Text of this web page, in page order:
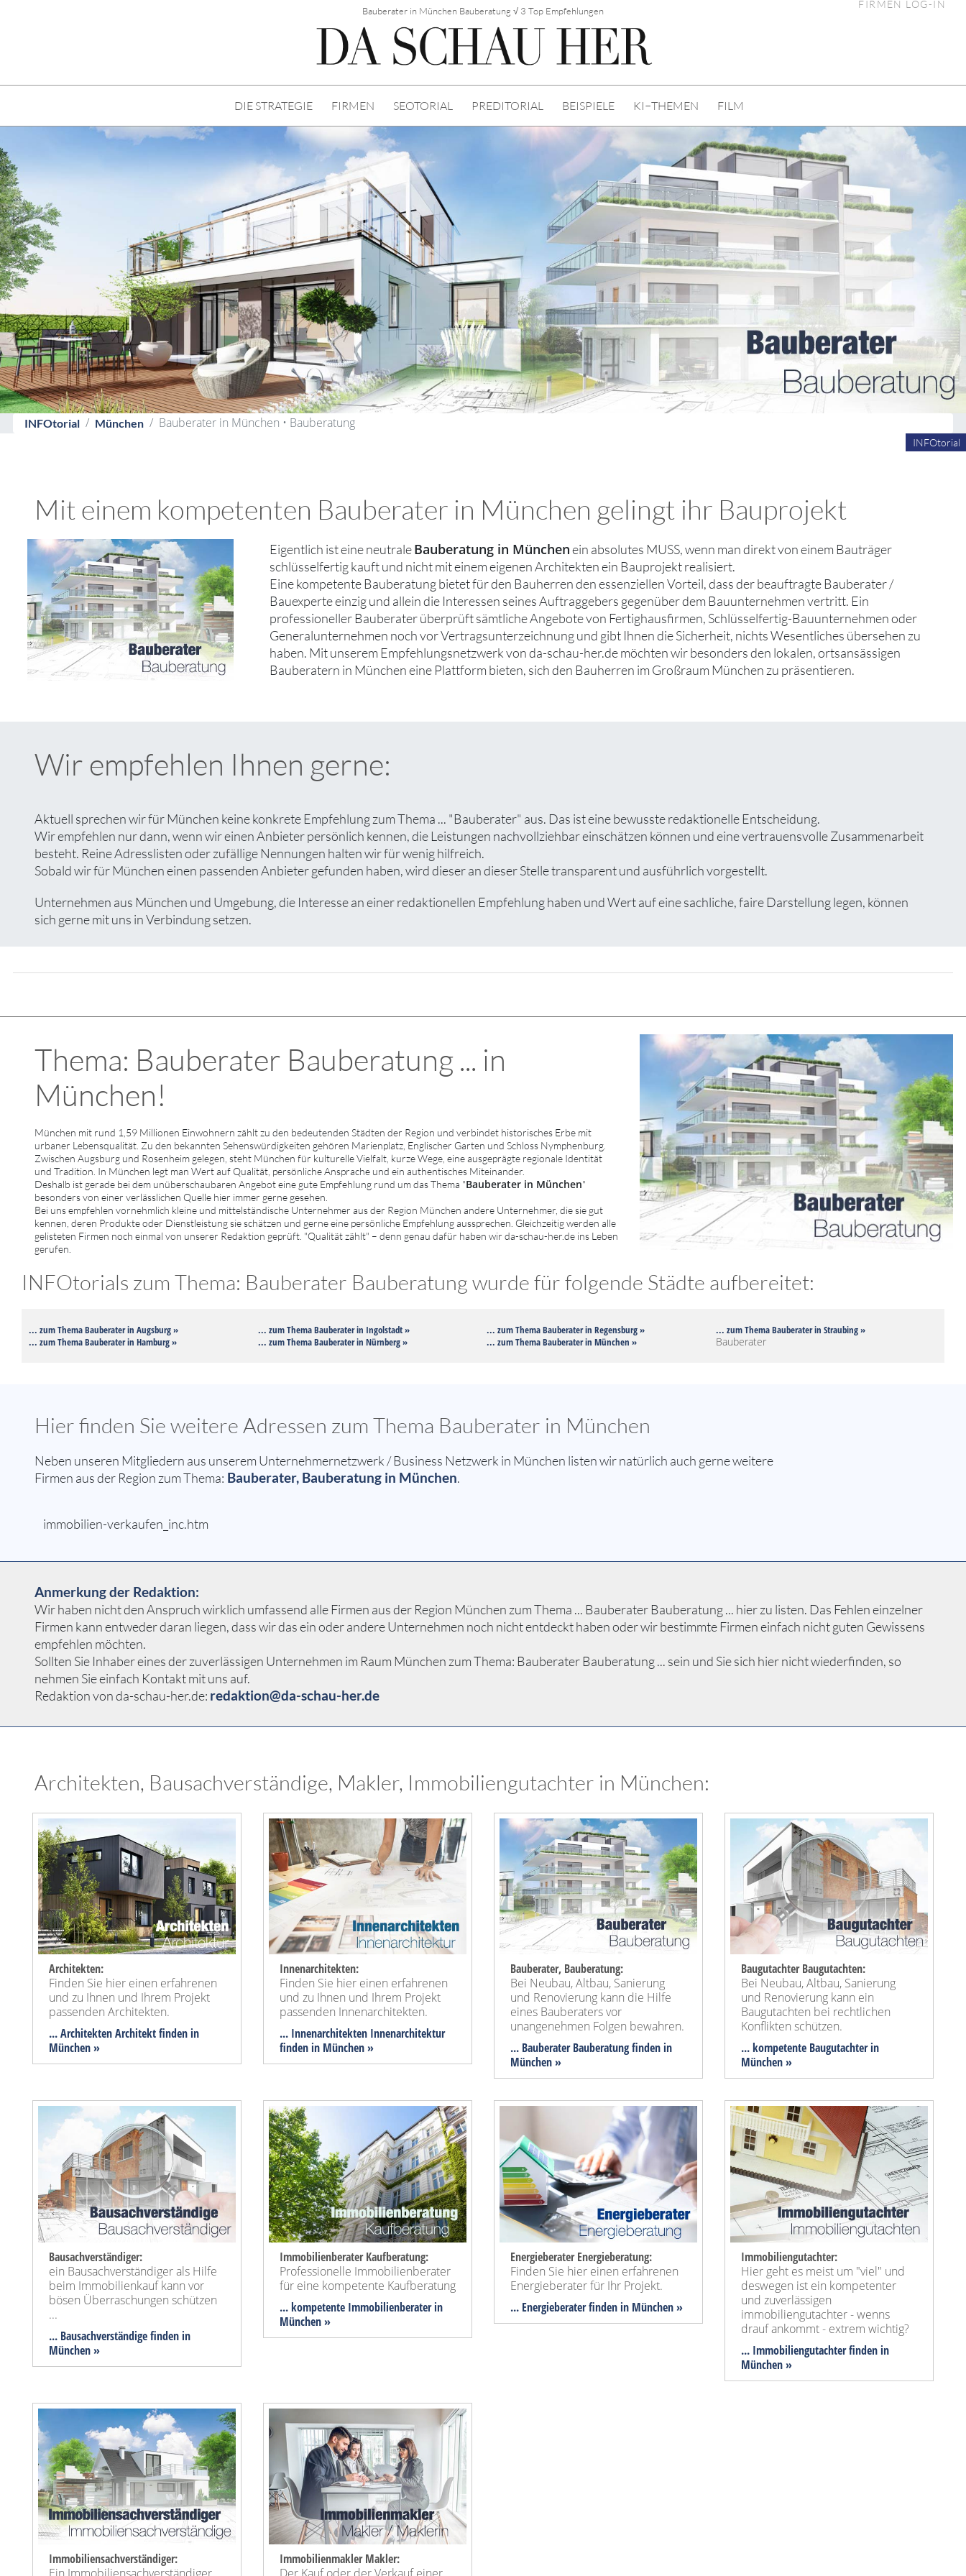
Bauberater in München Bauberatung √ 3 Top Empfehlungen
FIRMEN LOG-IN
DIE STRATEGIE FIRMEN SEOTORIAL PREDITORIAL BEISPIELE KI−THEMEN FILM
INFOtorial München Bauberater in München • Bauberatung
INFOtorial
Mit einem kompetenten Bauberater in München gelingt ihr Bauprojekt
Eigentlich ist eine neutraleBauberatung in Münchenein absolutes MUSS, wenn man direkt von einem Bauträger
schlüsselfertig kauft und nicht mit einem eigenen Architekten ein Bauprojekt realisiert.
Eine kompetente Bauberatung bietet für den Bauherren den essenziellen Vorteil, dass der beauftragte Bauberater /
Bauexperte einzig und allein die Interessen seines Auftraggebers gegenüber dem Bauunternehmen vertritt. Ein
professioneller Bauberater überprüft sämtliche Angebote von Fertighausfirmen, Schlüsselfertig-Bauunternehmen oder
Generalunternehmen noch vor Vertragsunterzeichnung und gibt Ihnen die Sicherheit, nichts Wesentliches übersehen zu
haben. Mit unserem Empfehlungsnetzwerk von da-schau-her.de möchten wir besonders den lokalen, ortsansässigen
Bauberatern in München eine Plattform bieten, sich den Bauherren im Großraum München zu präsentieren.
Wir empfehlen Ihnen gerne:
Aktuell sprechen wir für München keine konkrete Empfehlung zum Thema ... "Bauberater" aus. Das ist eine bewusste redaktionelle Entscheidung.
Wir empfehlen nur dann, wenn wir einen Anbieter persönlich kennen, die Leistungen nachvollziehbar einschätzen können und eine vertrauensvolle Zusammenarbeit
besteht. Reine Adresslisten oder zufällige Nennungen halten wir für wenig hilfreich.
Sobald wir für München einen passenden Anbieter gefunden haben, wird dieser an dieser Stelle transparent und ausführlich vorgestellt.
Unternehmen aus München und Umgebung, die Interesse an einer redaktionellen Empfehlung haben und Wert auf eine sachliche, faire Darstellung legen, können
sich gerne mit uns in Verbindung setzen.
Thema: Bauberater Bauberatung ... in
München!
München mit rund 1,59 Millionen Einwohnern zählt zu den bedeutenden Städten der Region und verbindet historisches Erbe mit
urbaner Lebensqualität. Zu den bekannten Sehenswürdigkeiten gehören Marienplatz, Englischer Garten und Schloss Nymphenburg.
Zwischen Augsburg und Rosenheim gelegen, steht München für kulturelle Vielfalt, kurze Wege, eine ausgeprägte regionale Identität
und Tradition. In München legt man Wert auf Qualität, persönliche Ansprache und ein authentisches Miteinander.
Deshalb ist gerade bei dem unüberschaubaren Angebot eine gute Empfehlung rund um das Thema "Bauberater in München"
besonders von einer verlässlichen Quelle hier immer gerne gesehen.
Bei uns empfehlen vornehmlich kleine und mittelständische Unternehmer aus der Region München andere Unternehmer, die sie gut
kennen, deren Produkte oder Dienstleistung sie schätzen und gerne eine persönliche Empfehlung aussprechen. Gleichzeitig werden alle
gelisteten Firmen noch einmal von unserer Redaktion geprüft. "Qualität zählt" – denn genau dafür haben wir da-schau-her.de ins Leben
gerufen.
INFOtorials zum Thema: Bauberater Bauberatung wurde für folgende Städte aufbereitet:
... zum Thema Bauberater in Augsburg »
... zum Thema Bauberater in Hamburg »
... zum Thema Bauberater in Ingolstadt »
... zum Thema Bauberater in Nürnberg »
... zum Thema Bauberater in Regensburg »
... zum Thema Bauberater in München »
... zum Thema Bauberater in Straubing »
Bauberater
Hier finden Sie weitere Adressen zum Thema Bauberater in München
Neben unseren Mitgliedern aus unserem Unternehmernetzwerk / Business Netzwerk in München listen wir natürlich auch gerne weitere
Firmen aus der Region zum Thema: Bauberater, Bauberatung in München.
immobilien-verkaufen_inc.htm
Anmerkung der Redaktion:
Wir haben nicht den Anspruch wirklich umfassend alle Firmen aus der Region München zum Thema ... Bauberater Bauberatung ... hier zu listen. Das Fehlen einzelner
Firmen kann entweder daran liegen, dass wir das ein oder andere Unternehmen noch nicht entdeckt haben oder wir bestimmte Firmen einfach nicht guten Gewissens
empfehlen möchten.
Sollten Sie Inhaber eines der zuverlässigen Unternehmen im Raum München zum Thema: Bauberater Bauberatung ... sein und Sie sich hier nicht wiederfinden, so
nehmen Sie einfach Kontakt mit uns auf.
Redaktion von da-schau-her.de: redaktion@da-schau-her.de
Architekten, Bausachverständige, Makler, Immobiliengutachter in München:
Architekten:
Finden Sie hier einen erfahrenen
und zu Ihnen und Ihrem Projekt
passenden Architekten.
... Architekten Architekt finden in
München »
Innenarchitekten:
Finden Sie hier einen erfahrenen
und zu Ihnen und Ihrem Projekt
passenden Innenarchitekten.
... Innenarchitekten Innenarchitektur
finden in München »
Bauberater, Bauberatung:
Bei Neubau, Altbau, Sanierung
und Renovierung kann die Hilfe
eines Bauberaters vor
unangenehmen Folgen bewahren.
... Bauberater Bauberatung finden in
München »
Baugutachter Baugutachten:
Bei Neubau, Altbau, Sanierung
und Renovierung kann ein
Baugutachten bei rechtlichen
Konflikten schützen.
... kompetente Baugutachter in
München »
Bausachverständiger:
ein Bausachverständiger als Hilfe
beim Immobilienkauf kann vor
bösen Überraschungen schützen
...
... Bausachverständige finden in
München »
Immobilienberater Kaufberatung:
Professionelle Immobilienberater
für eine kompetente Kaufberatung
... kompetente Immobilienberater in
München »
Energieberater Energieberatung:
Finden Sie hier einen erfahrenen
Energieberater für Ihr Projekt.
... Energieberater finden in München »
Immobiliengutachter:
Hier geht es meist um "viel" und
deswegen ist ein kompetenter
und zuverlässigen
immobiliengutachter - wenns
drauf ankommt - extrem wichtig?
... Immobiliengutachter finden in
München »
Immobiliensachverständiger:
Ein Immobiliensachverständiger
Immobilienmakler Makler:
Der Kauf oder der Verkauf einer